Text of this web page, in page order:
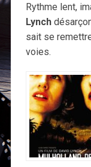
Rythme lent,
Lynch
sait se
voies.